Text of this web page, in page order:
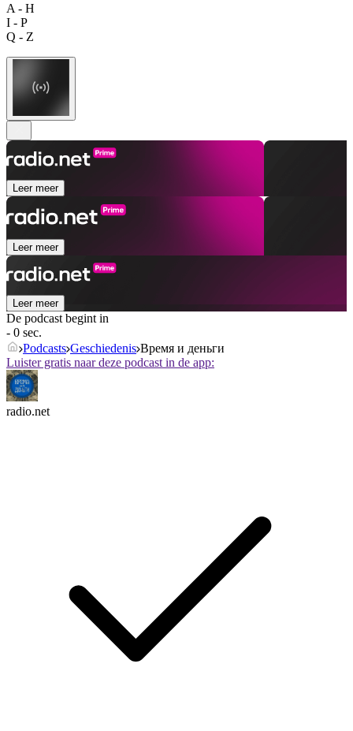
A - H
I - P
Q - Z
Leer meer
Leer meer
Leer meer
De podcast begint in
- 0 sec.
Podcasts Geschiedenis Время и деньги
Luister gratis naar deze podcast in de app:
radio.net